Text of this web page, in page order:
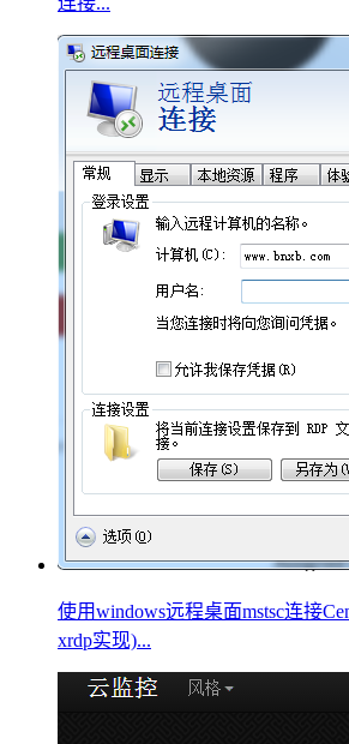
使用windows远程桌面mstsc连接
xrdp实现)...